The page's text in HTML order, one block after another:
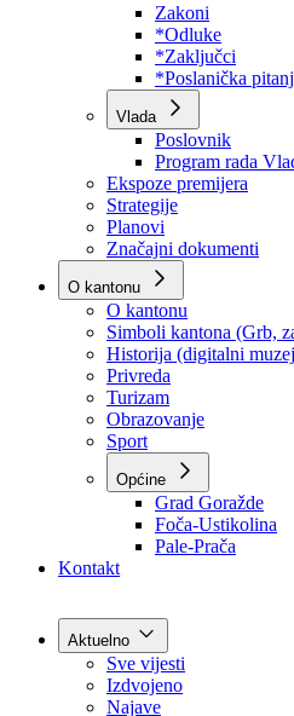
Poslovnik
Program rada
Budžet 2026
Zakoni
*Odluke
*Zaključci
*Poslanička pitanja
Vlada
Poslovnik
Program rada
Ekspoze premijera
Strategije
Planovi
Značajni dokumenti
O kantonu
O kantonu
Simboli kantona (Grb,
Historija (digitalni muzej)
Privreda
Turizam
Obrazovanje
Sport
Općine
Kontakt
Aktuelno